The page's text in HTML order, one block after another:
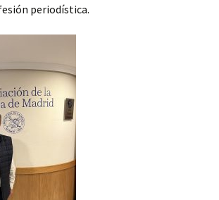
periodística.